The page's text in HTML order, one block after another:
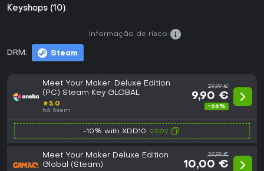
Keyshops (10)
DRM: Steam
Informação de risco:
Meet Your Maker: Deluxe Edition
(PC) Steam Key GLOBAL
★5.0
há 5sem
29,99 €
9,90 €
-66%
-10% with XDD10 copy
Meet Your Maker Deluxe Edition
Global (Steam)
29,99 €
10,00 €